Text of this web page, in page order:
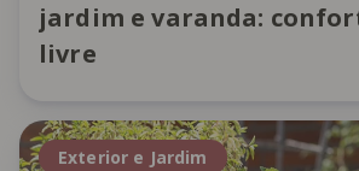
jardim e varanda:
livre
Exterior e Jardim